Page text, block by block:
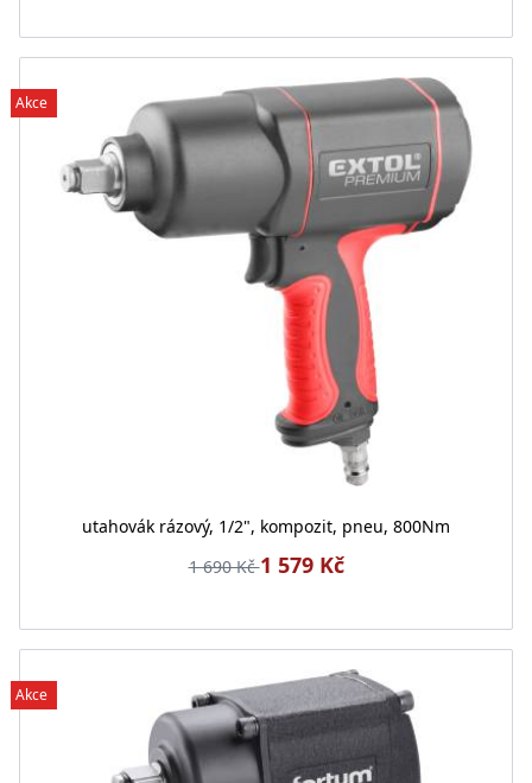
Akce
utahovák rázový, 1/2", kompozit, pneu, 800Nm
1 690 Kč1 579 Kč
Akce